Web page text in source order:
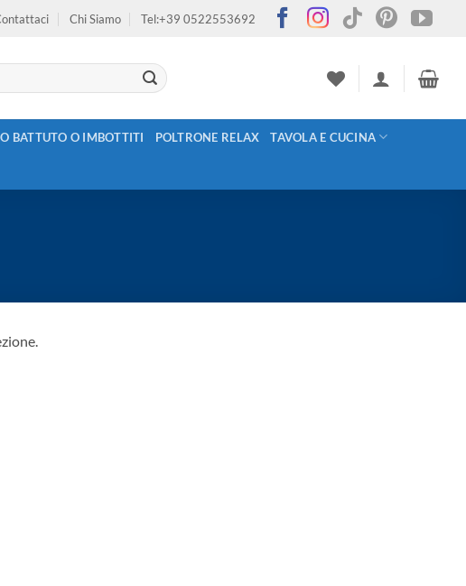
Chi Siamo Tel:+39 0522553692
BATTUTO O IMBOTTITI POLTRONE RELAX TAVOLA E CUCINA